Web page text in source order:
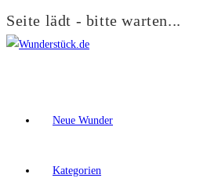
Seite lädt - bitte warten...
Zum
Neue Wunder
Kategorien